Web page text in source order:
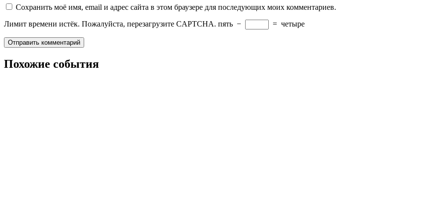
Сохранить моё имя, email и адрес сайта в этом браузере для последующих моих комментариев.
Лимит времени истёк. Пожалуйста, перезагрузите CAPTCHA. пять − = четыре
Похожие события